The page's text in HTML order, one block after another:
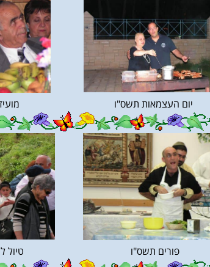
יום העצמאות תשס"ו
פורים תשס"ו טיול